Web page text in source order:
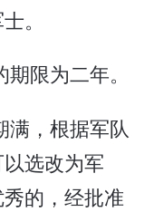
。
限为二年。
满，根据军队
选改为军
的，经批准